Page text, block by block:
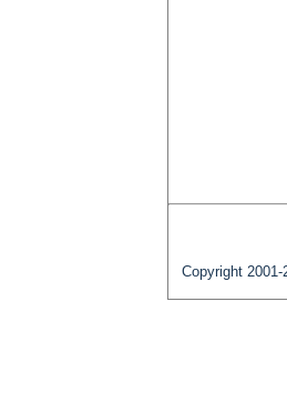
Copyright